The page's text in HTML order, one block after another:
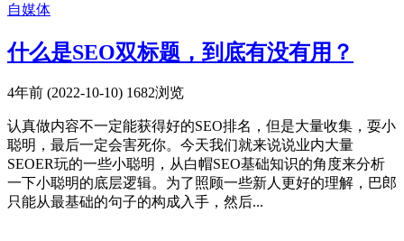
自媒体
什么是SEO双标题，到底有没有用？
4年前 (2022-10-10) 1682浏览
认真做内容不一定能获得好的SEO排名，但是大量收集，耍小
聪明，最后一定会害死你。今天我们就来说说业内大量
SEOER玩的一些小聪明，从白帽SEO基础知识的角度来分析
一下小聪明的底层逻辑。为了照顾一些新人更好的理解，巴郎
只能从最基础的句子的构成入手，然后...